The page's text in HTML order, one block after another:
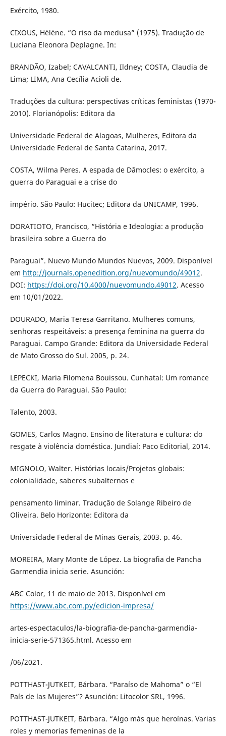
Exército, 1980.
CIXOUS, Hélène. “O riso da medusa” (1975). Tradução de
Luciana Eleonora Deplagne. In:
BRANDÃO, Izabel; CAVALCANTI, Ildney; COSTA, Claudia de
Lima; LIMA, Ana Cecília Acioli de.
Traduções da cultura: perspectivas críticas feministas (1970-
2010). Florianópolis: Editora da
Universidade Federal de Alagoas, Mulheres, Editora da
Universidade Federal de Santa Catarina, 2017.
COSTA, Wilma Peres. A espada de Dâmocles: o exército, a
guerra do Paraguai e a crise do
império. São Paulo: Hucitec; Editora da UNICAMP, 1996.
DORATIOTO, Francisco, “História e Ideologia: a produção
brasileira sobre a Guerra do
Paraguai”. Nuevo Mundo Mundos Nuevos, 2009. Disponível
em http://journals.openedition.org/nuevomundo/49012.
DOI: https://doi.org/10.4000/nuevomundo.49012. Acesso
em 10/01/2022.
DOURADO, Maria Teresa Garritano. Mulheres comuns,
senhoras respeitáveis: a presença feminina na guerra do
Paraguai. Campo Grande: Editora da Universidade Federal
de Mato Grosso do Sul. 2005, p. 24.
LEPECKI, Maria Filomena Bouissou. Cunhataí: Um romance
da Guerra do Paraguai. São Paulo:
Talento, 2003.
GOMES, Carlos Magno. Ensino de literatura e cultura: do
resgate à violência doméstica. Jundiaí: Paco Editorial, 2014.
MIGNOLO, Walter. Histórias locais/Projetos globais:
colonialidade, saberes subalternos e
pensamento liminar. Tradução de Solange Ribeiro de
Oliveira. Belo Horizonte: Editora da
Universidade Federal de Minas Gerais, 2003. p. 46.
MOREIRA, Mary Monte de López. La biografia de Pancha
Garmendia inicia serie. Asunción:
ABC Color, 11 de maio de 2013. Disponível em
https://www.abc.com.py/edicion-impresa/
artes-espectaculos/la-biografia-de-pancha-garmendia-
inicia-serie-571365.html. Acesso em
/06/2021.
POTTHAST-JUTKEIT, Bárbara. “Paraíso de Mahoma” o “El
País de las Mujeres”? Asunción: Litocolor SRL, 1996.
POTTHAST-JUTKEIT, Bárbara. “Algo más que heroínas. Varias
roles y memorias femeninas de la